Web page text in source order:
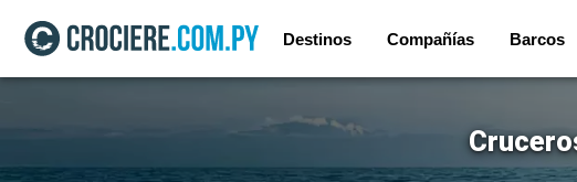
Destinos Compañías Barcos